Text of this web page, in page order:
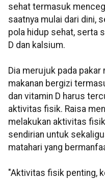
sehat termasuk
saatnya mulai dari dini,
pola hidup sehat, serta
D dan kalsium.
Dia merujuk pada
makanan bergizi
dan vitamin D harus
aktivitas fisik. Raisa
melakukan aktivitas
sendirian untuk
matahari yang
"Aktivitas fisik penting,